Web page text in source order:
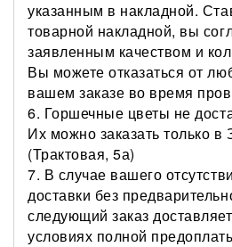
указанным в накладной.
товарной накладной, вы
заявленным качеством и
Вы можете отказаться от
вашем заказе во время
6. Горшечные цветы не
Их можно заказать только
(Трактовая, 5а)
7. В случае вашего
доставки без
следующий заказ
условиях полной